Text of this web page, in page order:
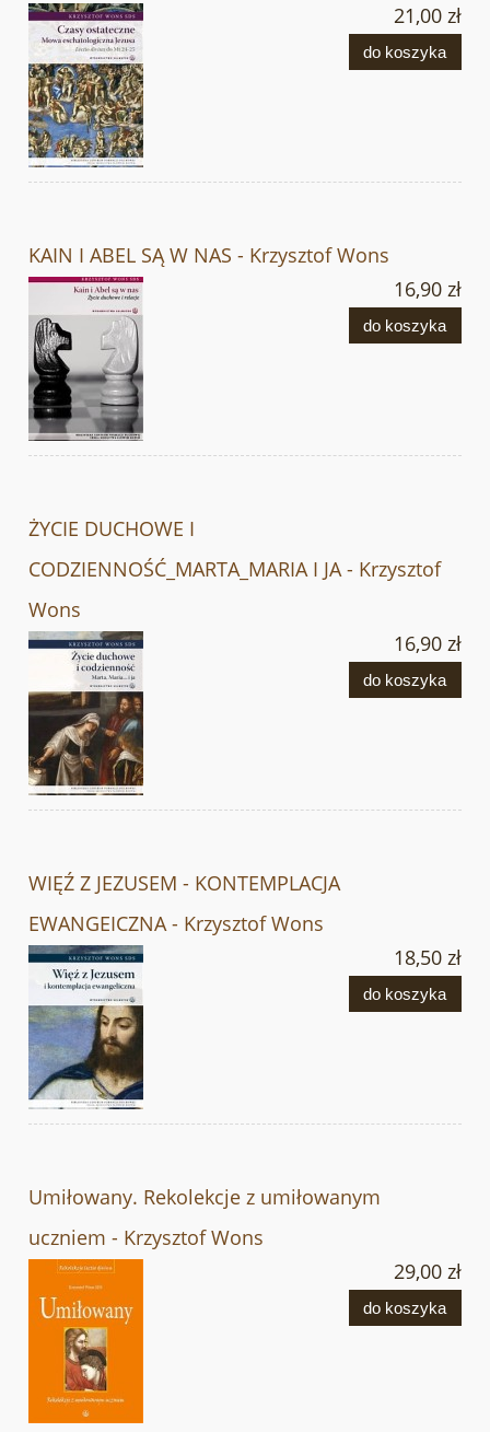
21,00 zł
do koszyka
KAIN I ABEL SĄ W NAS - Krzysztof Wons
16,90 zł
do koszyka
ŻYCIE DUCHOWE I
CODZIENNOŚĆ_MARTA_MARIA I JA - Krzysztof
Wons
16,90 zł
do koszyka
WIĘŹ Z JEZUSEM - KONTEMPLACJA
EWANGEICZNA - Krzysztof Wons
18,50 zł
do koszyka
Umiłowany. Rekolekcje z umiłowanym
uczniem - Krzysztof Wons
29,00 zł
do koszyka